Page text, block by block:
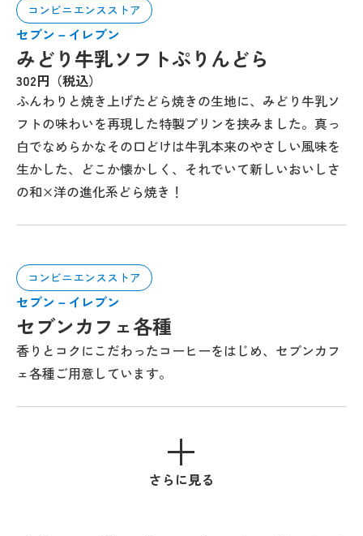
コンビニエンスストア
セブン－イレブン
みどり牛乳ソフトぷりんどら
302円（税込）
ふんわりと焼き上げたどら焼きの生地に、みどり牛乳ソ
フトの味わいを再現した特製プリンを挟みました。真っ
白でなめらかなその口どけは牛乳本来のやさしい風味を
生かした、どこか懐かしく、それでいて新しいおいしさ
の和×洋の進化系どら焼き！
コンビニエンスストア
セブン－イレブン
セブンカフェ各種
香りとコクにこだわったコーヒーをはじめ、セブンカフ
ェ各種ご用意しています。
さらに見る